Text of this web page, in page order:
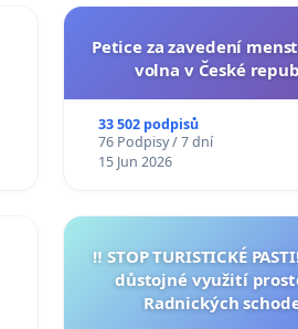
Petice za zavedení
volna v České
33 502 podpisů
76 Podpisy / 7 dní
15 Jun 2026
‼️ STOP TURISTICKÉ
důstojné využití
Radnických